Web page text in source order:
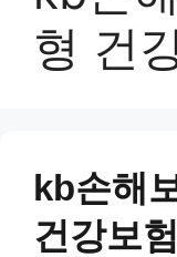
형 건
kb손해
건강보